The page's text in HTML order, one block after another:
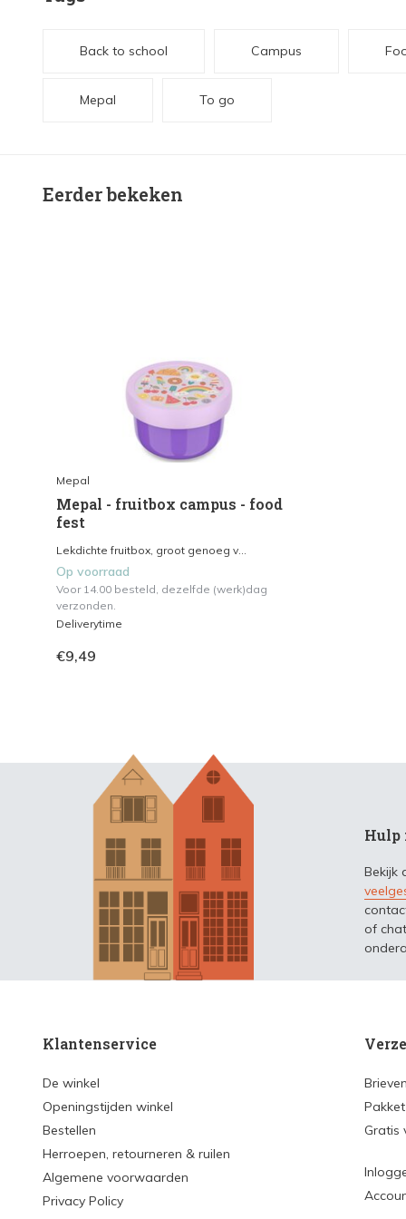
Back to school Campus
Mepal To go
Eerder bekeken
Mepal
Mepal - fruitbox campus - food
fest
Lekdichte fruitbox, groot genoeg v...
Op voorraad
Voor 14.00 besteld, dezelfde (werk)dag
verzonden.
Deliverytime
€9,49
Hulp
Bekijk
of
Klantenservice
De winkel
Openingstijden winkel
Bestellen
Herroepen, retourneren & ruilen
Algemene voorwaarden
Privacy Policy
Gratis